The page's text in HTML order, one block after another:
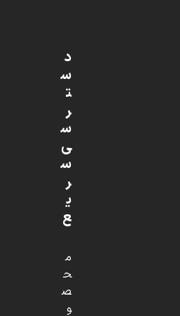
د
س
ت
ر
س
ی
س
ر
ی
ع
م
ح
ص
و